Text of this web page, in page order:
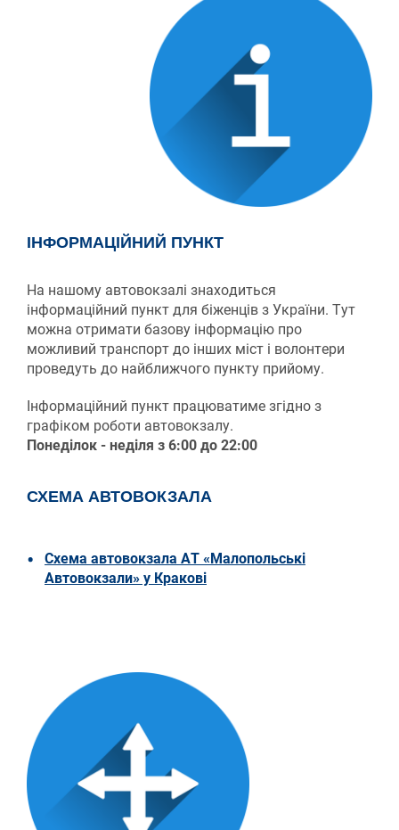
IНФОРМАЦІЙНИЙ ПУНКТ
На нашому автовокзалі знаходиться
iнформаційний пункт для біженців з України. Тут
можна отримати базову інформацію про
можливий транспорт до інших міст і волонтери
проведуть до найближчого пункту прийому.
Iнформаційний пункт працюватиме згідно з
графіком роботи автовокзалу.
Понеділок - неділя з 6:00 до 22:00
СХЕМА АВТОВОКЗАЛА
Схема aвтовокзалa АТ «Малопольські
Автовокзали» у Кракові